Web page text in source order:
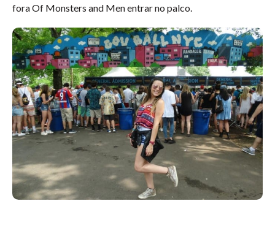
fora Of Monsters and Men entrar no palco.